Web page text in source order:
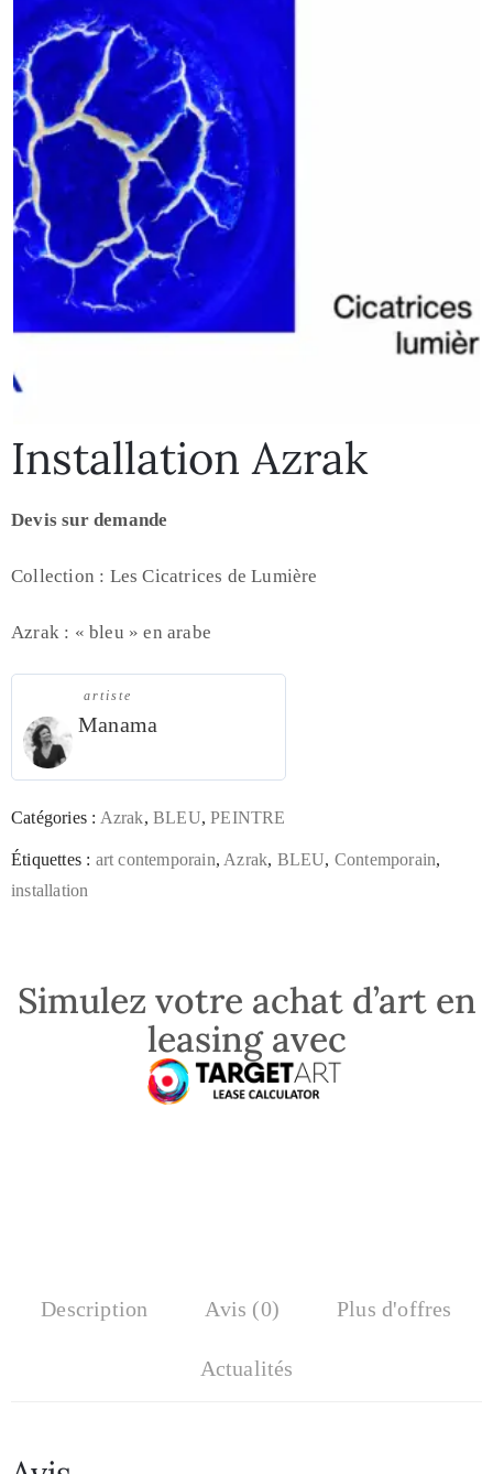
Installation Azrak
Devis sur demande
Collection : Les Cicatrices de Lumière
Azrak : « bleu » en arabe
artiste
Manama
Catégories : Azrak,BLEU,PEINTRE
Étiquettes : art contemporain, Azrak, BLEU, Contemporain,
installation
Simulez votre achat d’art en
leasing avec
Description Avis (0) Plus d'offres
Actualités